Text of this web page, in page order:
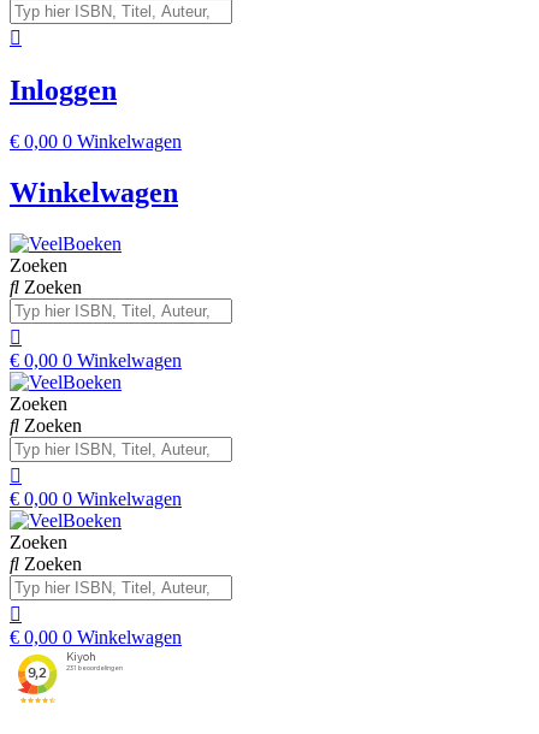
Inloggen
€ 0,00 0 Winkelwagen
Winkelwagen
Zoeken
Zoeken
€ 0,00 0 Winkelwagen
Zoeken
Zoeken
€ 0,00 0 Winkelwagen
Zoeken
Zoeken
€ 0,00 0 Winkelwagen